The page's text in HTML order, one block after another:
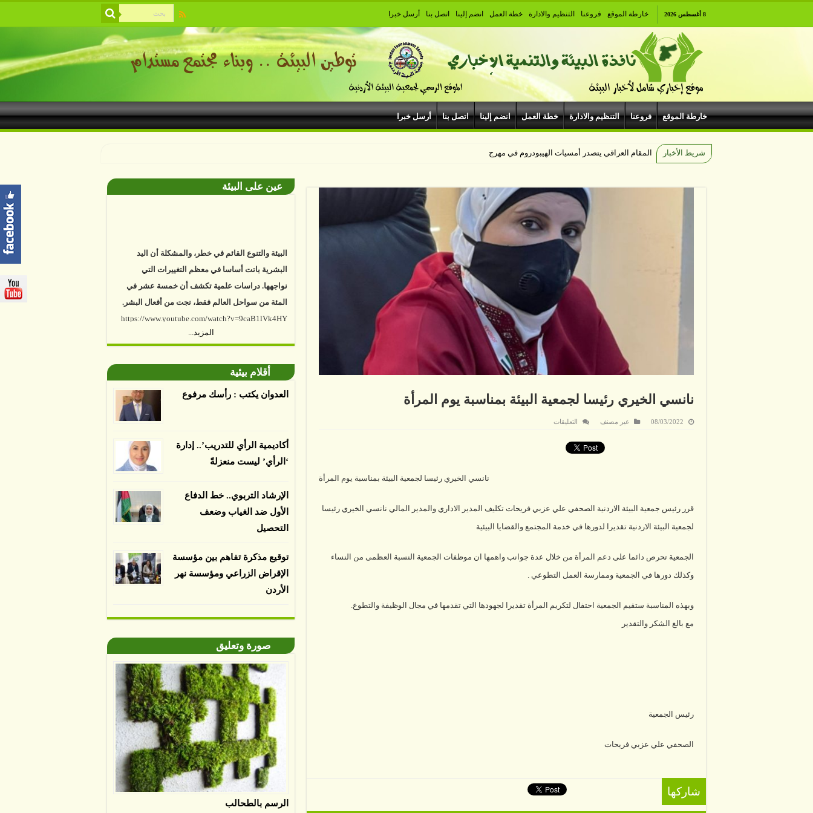
8 أغسطس 2026 خارطة الموقع فروعنا التنظيم والادارة خطة العمل انضم إلينا اتصل بنا أرسل خبرا
خارطة الموقع فروعنا التنظيم والادارة خطة العمل انضم إلينا اتصل بنا أرسل خبرا
شريط الأخبار المقام العراقي يتصدر أمسيات الهيبودروم في مهرجان جرش
نانسي الخيري رئيسا لجمعية البيئة بمناسبة يوم المرأة
08/03/2022 غير مصنف التعليقات
نانسي الخيري رئيسا لجمعية البيئة بمناسبة يوم المرأة
قرر رئيس جمعية البيئة الاردنية الصحفي علي عزبي فريحات تكليف المدير الاداري والمدير المالي نانسي الخيري رئيسا
لجمعية البيئة الاردنية تقديرا لدورها في خدمة المجتمع والقضايا البيئية
الجمعية تحرص دائما على دعم المرأة من خلال عدة جوانب واهمها ان موظفات الجمعية النسبة العظمى من النساء
وكذلك دورها في الجمعية وممارسة العمل التطوعي .
وبهذه المناسبة ستقيم الجمعية احتفال لتكريم المرأة تقديرا لجهودها التي تقدمها في مجال الوظيفة والتطوع.
مع بالغ الشكر والتقدير
رئيس الجمعية
الصحفي علي عزبي فريحات
شاركها
عين على البيئة
الأرض غير المعتمدة، وذلك حسب دراسة كشفت
الغطاء عن أي ادعاءات تقول بأن الزيت يمكن ألا
يسبب الدمار. وكشفت الدراسة فقدان المناطق
المعتمدة المستدامة التي تحمل موافقات بأنها
بينما فقدت المناطق غير المعتمدة 34 في المئة، وفقاً
لباحثين من جامعة بوردو في ولاية إنديانا الأميركية.
المزيد...
أقلام بيئية
العدوان يكتب : رأسك مرفوع
أكاديمية الرأي للتدريب’.. إدارة
‘الرأي’ ليست منعزلةً
الإرشاد التربوي.. خط الدفاع
الأول ضد الغياب وضعف
التحصيل
توقيع مذكرة تفاهم بين مؤسسة
الإقراض الزراعي ومؤسسة نهر
الأردن
صورة وتعليق
الرسم بالطحالب